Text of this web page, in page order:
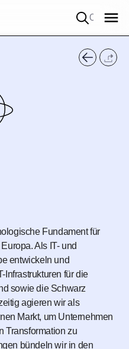
Fundament für
Als IT- und
entwickeln und
Infrastrukturen für die
sowie die Schwarz
agieren wir als
Markt, um Unternehmen
Transformation zu
bündeln wir in den